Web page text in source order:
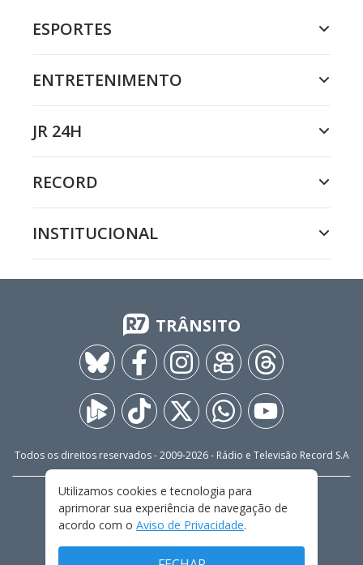
ESPORTES
ENTRETENIMENTO
JR 24H
RECORD
INSTITUCIONAL
TRÂNSITO
Todos os direitos reservados - 2009-2026- Rádio e Televisão Record S.A
FALE CONOSCO
PRIVACIDADE
TERMOS E CONDIÇÕES DE USO
Utilizamos cookies e tecnologia para
aprimorar sua experiência de navegação de
acordo com o Aviso de Privacidade.